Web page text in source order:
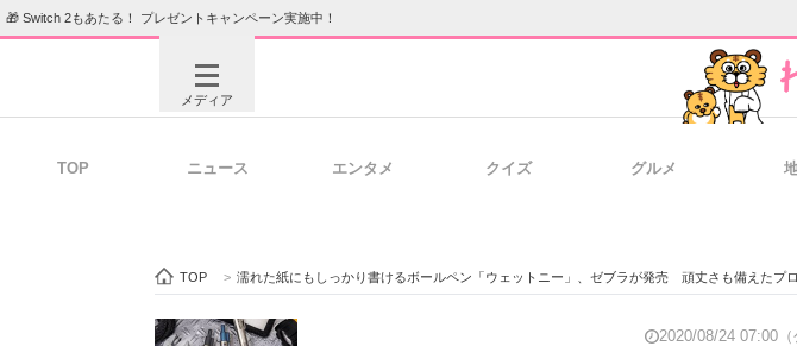
🎁 Switch 2もあたる！ プレゼントキャンペーン実施中！
メディア
ビジネスと働き方のヒント
TOP ニュース エンタメ クイズ グルメ
TOP > 濡れた紙にもしっかり書けるボールペン「ウェットニー」、ゼブラが発売 頑丈さも備えたプ
2020/08/24 07:00（